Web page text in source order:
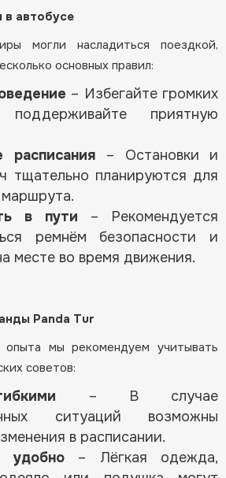
в автобусе
могли насладиться поездкой,
основных правил:
– Избегайте громких
приятную
расписания – Остановки и
тщательно планируются для
в пути – Рекомендуется
ремнём безопасности и
месте во время движения.
Panda Tur
опыта мы рекомендуем учитывать
советов:
– В случае
ситуаций возможны
в расписании.
удобно– Лёгкая одежда,